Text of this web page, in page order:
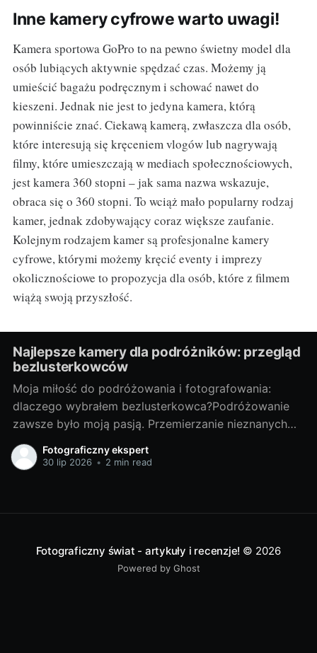
Inne kamery cyfrowe warto uwagi!
Kamera sportowa GoPro to na pewno świetny model dla
osób lubiących aktywnie spędzać czas. Możemy ją
umieścić bagażu podręcznym i schować nawet do
kieszeni. Jednak nie jest to jedyna kamera, którą
powinniście znać. Ciekawą kamerą, zwłaszcza dla osób,
które interesują się kręceniem vlogów lub nagrywają
filmy, które umieszczają w mediach społecznościowych,
jest kamera 360 stopni – jak sama nazwa wskazuje,
obraca się o 360 stopni. To wciąż mało popularny rodzaj
kamer, jednak zdobywający coraz większe zaufanie.
Kolejnym rodzajem kamer są profesjonalne kamery
cyfrowe, którymi możemy kręcić eventy i imprezy
okolicznościowe to propozycja dla osób, które z filmem
wiążą swoją przyszłość.
Najlepsze kamery dla podróżników: przegląd
bezlusterkowców
Moja miłość do podróżowania i fotografowania:
dlaczego wybrałem bezlusterkowca?Podróżowanie
zawsze było moją pasją. Przemierzanie nieznanych
terenów, odkrywanie nowych miejsc, spotykanie
ciekawych ludzi - te doświadczenia są dla mnie
uwieczniać. Tak narodziła się moja
Fotograficzny ekspert
30 lip 2026 • 2 min read
Fotograficzny świat - artykuły i recenzje! © 2026
Powered by Ghost